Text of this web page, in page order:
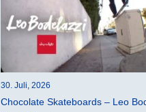
30. Juli, 2026
Chocolate Skateboards – Leo